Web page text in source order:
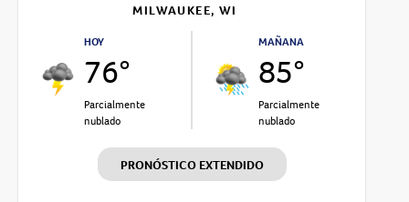
MILWAUKEE, WI
HOY
76°
Parcialmente
nublado
MAÑANA
85°
Parcialmente
nublado
PRONÓSTICO EXTENDIDO